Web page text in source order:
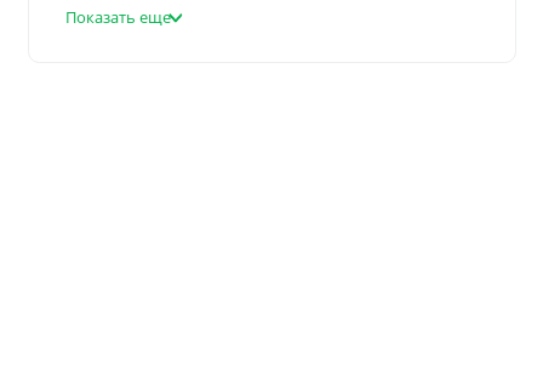
Показать еще